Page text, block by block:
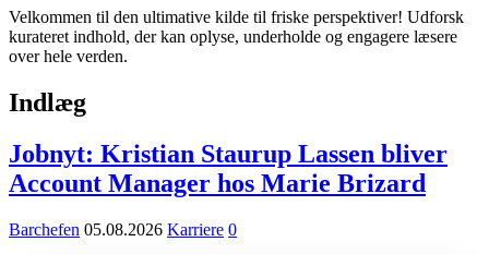
Velkommen til den ultimative kilde til friske perspektiver! Udforsk
kurateret indhold, der kan oplyse, underholde og engagere læsere
over hele verden.
Indlæg
Jobnyt: Kristian Staurup Lassen bliver
Account Manager hos Marie Brizard
Barchefen 05.08.2026 Karriere 0